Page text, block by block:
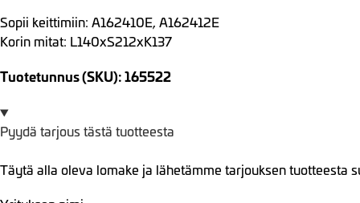
Sopii keittimiin: A162410E, A162412E
Korin mitat: L140xS212xK137
Tuotetunnus (SKU): 165522
Pyydä tarjous tästä tuotteesta
Täytä alla oleva lomake ja lähetämme tarjouksen tuotteesta